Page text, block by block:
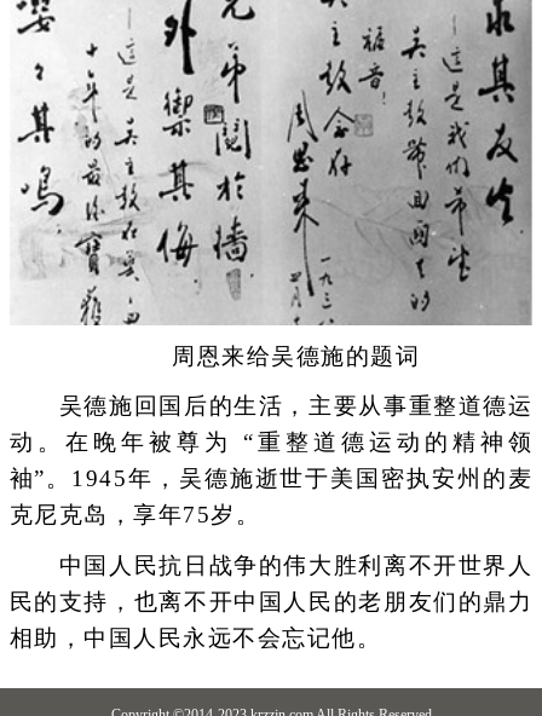
周恩来给吴德施的题词
吴德施回国后的生活，主要从事重整道德运
动。在晚年被尊为 “重整道德运动的精神领
袖”。1945年，吴德施逝世于美国密执安州的麦
克尼克岛，享年75岁。
中国人民抗日战争的伟大胜利离不开世界人
民的支持，也离不开中国人民的老朋友们的鼎力
相助，中国人民永远不会忘记他。